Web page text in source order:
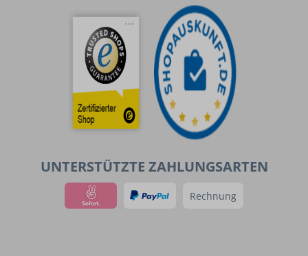
UNTERSTÜTZTE ZAHLUNGSARTEN
Rechnung